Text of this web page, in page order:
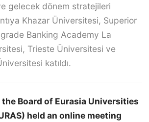
gelecek dönem stratejileri
Khazar Üniversitesi, Superior
Banking Academy La
Trieste Üniversitesi ve
katıldı.
Board of Eurasia Universities
held an online meeting